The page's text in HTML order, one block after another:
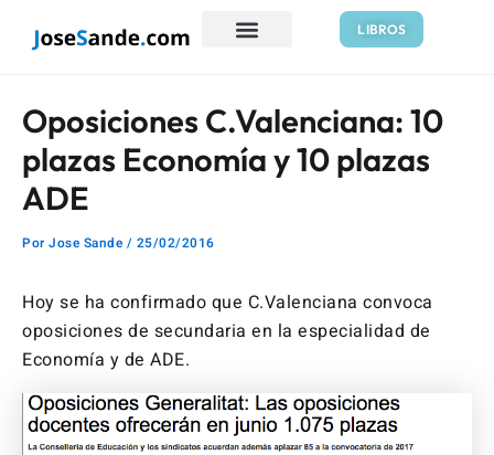
LIBROS
Oposiciones C.Valenciana: 10
plazas Economía y 10 plazas
ADE
Por Jose Sande / 25/02/2016
Hoy se ha confirmado que C.Valenciana convoca
oposiciones de secundaria en la especialidad de
Economía y de ADE.
de